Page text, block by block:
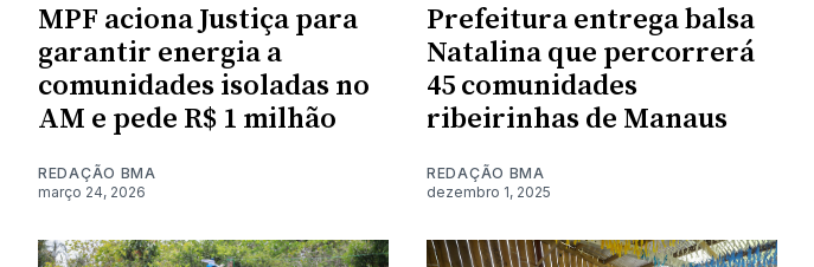
MPF aciona Justiça para
garantir energia a
comunidades isoladas no
AM e pede R$ 1 milhão
REDAÇÃO BMA
março 24, 2026
Prefeitura entrega balsa
Natalina que percorrerá
45 comunidades
ribeirinhas de Manaus
REDAÇÃO BMA
dezembro 1, 2025